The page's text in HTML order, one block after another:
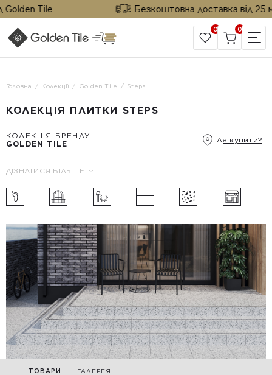
Tile Безкоштовна доставка від 25 м²
САЙТ КОМПАНІЇ
0 0
Головна Колекції Golden Tile Steps
КОЛЕКЦІЯ ПЛИТКИ STEPS
КОЛЕКЦІЯ БРЕНДУ
GOLDEN TILE
Де купити?
ДІЗНАТИСЯ БІЛЬШЕ
ТОВАРИ ГАЛЕРЕЯ